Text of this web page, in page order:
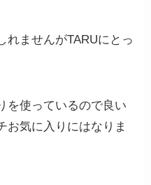
れませんがTARUにとっ
を使っているので良い
お気に入りにはなりま